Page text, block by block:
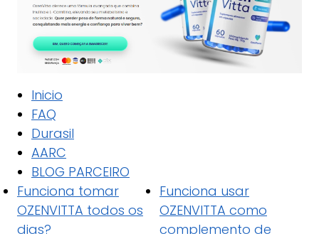
Inicio
FAQ
Durasil
AARC
BLOG PARCEIRO
Funciona tomar
OZENVITTA todos os
dias?
Funciona usar
OZENVITTA como
complemento de